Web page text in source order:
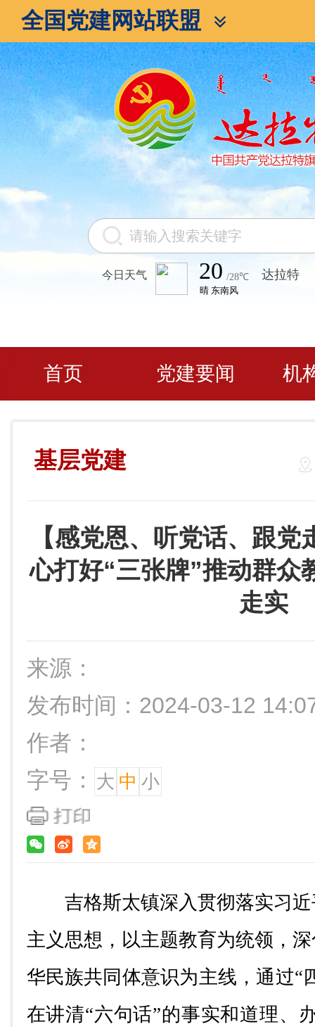
全国党建网站联盟
今日天气
首页 党建要闻 机
基层党建
【感党恩、听党话、跟
心打好“三张牌”推动群众
走实
来源：
发布时间：2024-03-12
作者：
字号：
大 中 小
吉格斯太镇深入贯彻落实习
主义思想，以主题教育为统领，
华民族共同体意识为主线，通过“
在讲清“六句话”的事实和道理、